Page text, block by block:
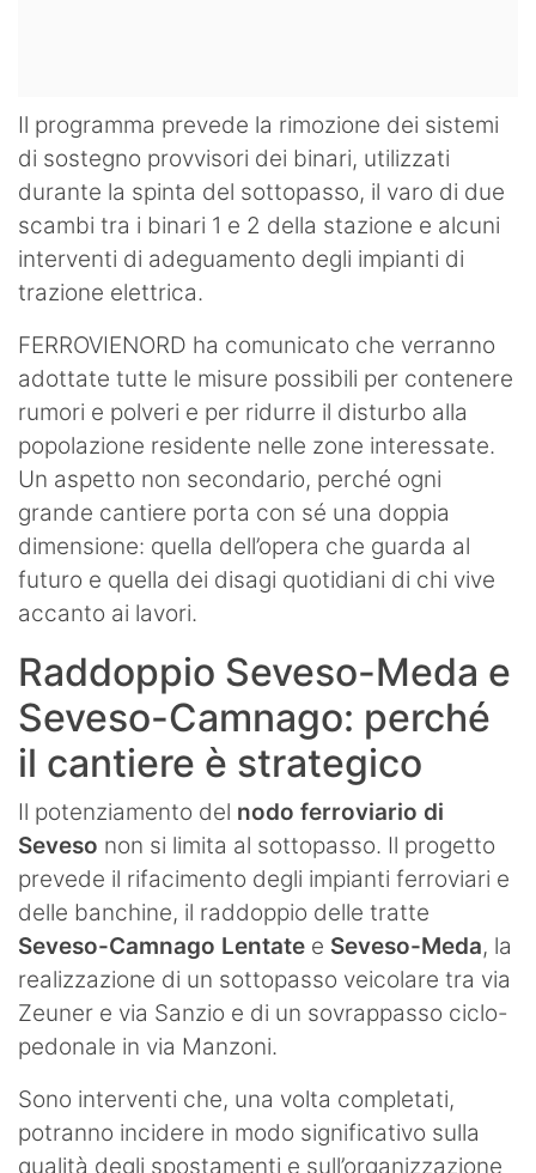
Il programma prevede la rimozione dei sistemi
di sostegno provvisori dei binari, utilizzati
durante la spinta del sottopasso, il varo di due
scambi tra i binari 1 e 2 della stazione e alcuni
interventi di adeguamento degli impianti di
trazione elettrica.
FERROVIENORD ha comunicato che verranno
adottate tutte le misure possibili per contenere
rumori e polveri e per ridurre il disturbo alla
popolazione residente nelle zone interessate.
Un aspetto non secondario, perché ogni
grande cantiere porta con sé una doppia
dimensione: quella dell’opera che guarda al
futuro e quella dei disagi quotidiani di chi vive
accanto ai lavori.
Raddoppio Seveso-Meda e
Seveso-Camnago: perché
il cantiere è strategico
Il potenziamento del nodo ferroviario di
Seveso non si limita al sottopasso. Il progetto
prevede il rifacimento degli impianti ferroviari e
delle banchine, il raddoppio delle tratte
Seveso-Camnago Lentate e Seveso-Meda, la
realizzazione di un sottopasso veicolare tra via
Zeuner e via Sanzio e di un sovrappasso ciclo-
pedonale in via Manzoni.
Sono interventi che, una volta completati,
potranno incidere in modo significativo sulla
qualità degli spostamenti e sull’organizzazione